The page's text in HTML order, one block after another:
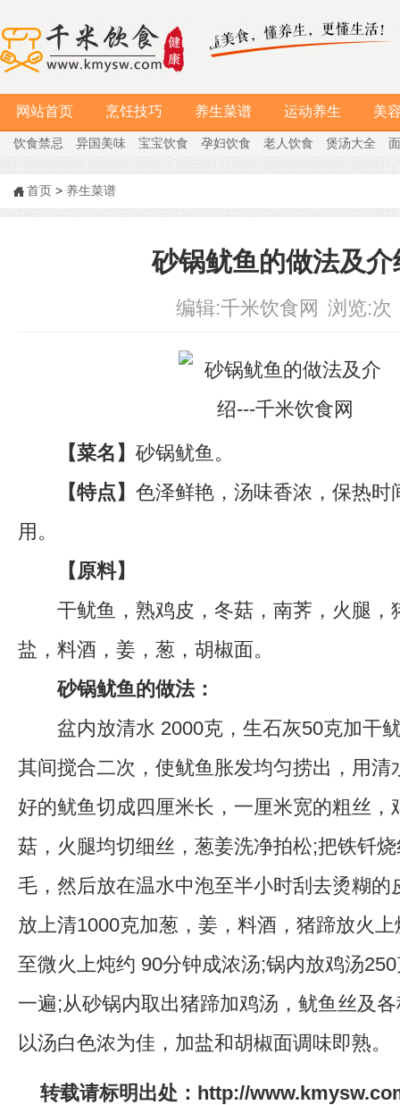
网站首页 烹饪技巧 养生菜谱 运动养生 美
饮食禁忌 异国美味 宝宝饮食 孕妇饮食 老人饮食 煲汤大全
首页 > 养生菜谱
砂锅鱿鱼的做法及介
编辑:千米饮食网 浏览:次
【菜名】 砂锅鱿鱼。
【特点】 色泽鲜艳，汤味香浓，保热时
用。
【原料】
干鱿鱼，熟鸡皮，冬菇，南荠，火腿，
盐，料酒，姜，葱，胡椒面。
砂锅鱿鱼的做法：
盆内放清水 2000克，生石灰50克加干
其间搅合二次，使鱿鱼胀发均匀捞出，用清
好的鱿鱼切成四厘米长，一厘米宽的粗丝，
菇，火腿均切细丝，葱姜洗净拍松;把铁钎
毛，然后放在温水中泡至半小时刮去烫糊的
放上清1000克加葱，姜，料酒，猪蹄放火
至微火上炖约 90分钟成浓汤;锅内放鸡汤
一遍;从砂锅内取出猪蹄加鸡汤，鱿鱼丝及
以汤白色浓为佳，加盐和胡椒面调味即熟。
转载请标明出处：http://